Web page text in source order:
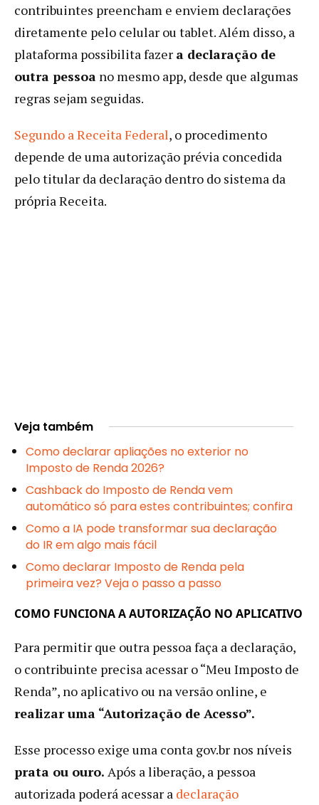
contribuintes preencham e enviem declarações
diretamente pelo celular ou tablet. Além disso, a
plataforma possibilita fazer a declaração de
outra pessoa no mesmo app, desde que algumas
regras sejam seguidas.
Segundo a Receita Federal, o procedimento
depende de uma autorização prévia concedida
pelo titular da declaração dentro do sistema da
própria Receita.
Veja também
Como declarar apliações no exterior no
Imposto de Renda 2026?
Cashback do Imposto de Renda vem
automático só para estes contribuintes; confira
Como a IA pode transformar sua declaração
do IR em algo mais fácil
Como declarar Imposto de Renda pela
primeira vez? Veja o passo a passo
COMO FUNCIONA A AUTORIZAÇÃO NO APLICATIVO
Para permitir que outra pessoa faça a declaração,
o contribuinte precisa acessar o “Meu Imposto de
Renda”, no aplicativo ou na versão online, e
realizar uma “Autorização de Acesso”.
Esse processo exige uma conta gov.br nos níveis
prata ou ouro. Após a liberação, a pessoa
autorizada poderá acessar a declaração